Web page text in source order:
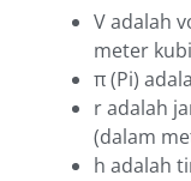
V adalah
meter
π (Pi)
r adalah
(dalam
h adalah